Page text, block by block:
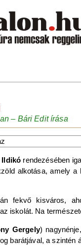
– Bári Edit írása
Ildikó rendezésében
alkotása, amely a
fekvő kisváros,
iskolát. Na
Gergely)
barátjával, a szintén